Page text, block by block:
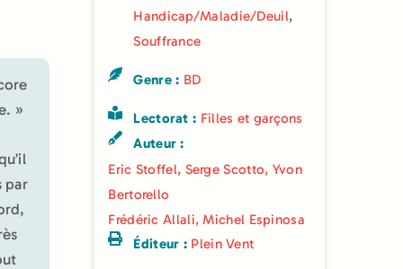
»
par
Handicap/Maladie/Deuil,
Souffrance
Genre : BD
Lectorat : Filles et garçons
Auteur :
Eric Stoffel, Serge Scotto, Yvon
Bertorello
Frédéric Allali,Michel Espinosa
Éditeur : Plein Vent